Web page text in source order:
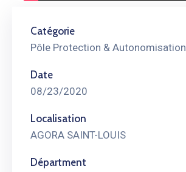
Catégorie
Pôle Protection & Autonomisation
Date
08/23/2020
Localisation
AGORA SAINT-LOUIS
Départment